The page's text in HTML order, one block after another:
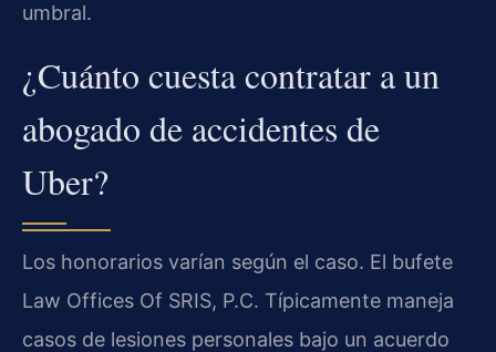
umbral.
¿Cuánto cuesta contratar a un
abogado de accidentes de
Uber?
Los honorarios varían según el caso. El bufete
Law Offices Of SRIS, P.C. Típicamente maneja
casos de lesiones personales bajo un acuerdo